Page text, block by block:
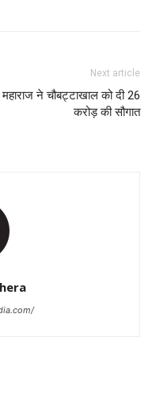
Next article
महाराज ने चौबट्टाखाल को दी 26
करोड़ की सौगात